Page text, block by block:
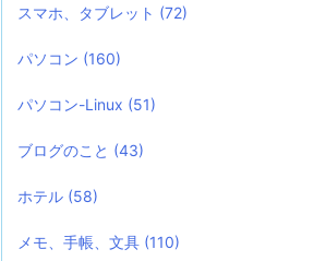
スマホ、タブレット (72)
パソコン (160)
パソコン-Linux (51)
ブログのこと (43)
ホテル (58)
メモ、手帳、文具 (110)